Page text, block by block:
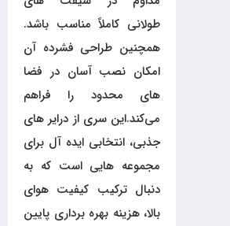
طولانی کاملاً مناسب باشد.
همچنین طراحی فشرده آن
امکان نصب آسان در فضا
های محدود را فراهم
می‌کند.این سری از درایر های
جذبی، انتخابی ایده آل برای
مجموعه هایی است که به
دنبال ترکیب کیفیت هوای
بالا، هزینه بهره برداری پایین